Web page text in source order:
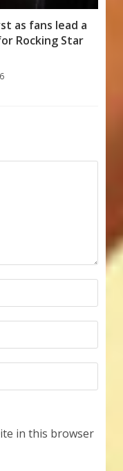
as fans lead a
Rocking Star
in this browser